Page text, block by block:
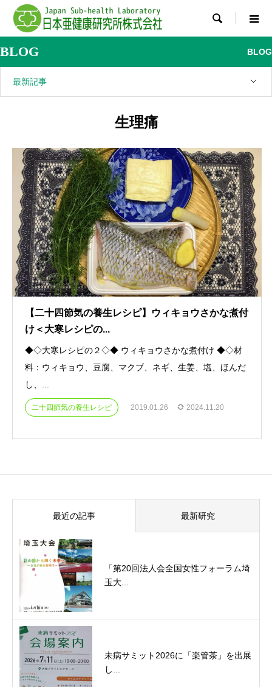

BLOG BLOG
最新記事
生理痛
【二十四節気の養生レシピ】ウィキョウさかな煮付
け＜大寒レシピの...
◆◇大寒レシピの２◇◆ ウィキョウさかな煮付け ◆◇材
料：ウィキョウ、豆腐、マクブ、ネギ、生姜、塩、ほんだ
し、...
二十四節気の養生レシピ 2019.01.26 2024.11.20
最近の記事 最新研究
「第20回法人会全国女性フォーラム埼
玉大...
未病サミット2026に「楽管茶」を出展
し...